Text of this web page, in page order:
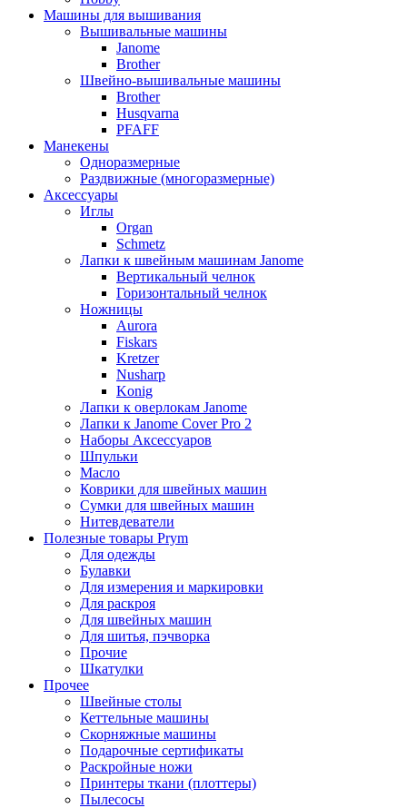
Машины для вышивания
Вышивальные машины
Janome
Brother
Швейно-вышивальные машины
Brother
Husqvarna
PFAFF
Манекены
Одноразмерные
Раздвижные (многоразмерные)
Аксессуары
Иглы
Organ
Schmetz
Лапки к швейным машинам Janome
Вертикальный челнок
Горизонтальный челнок
Ножницы
Aurora
Fiskars
Kretzer
Nusharp
Konig
Лапки к оверлокам Janome
Лапки к Janome Cover Pro 2
Наборы Аксессуаров
Шпульки
Масло
Коврики для швейных машин
Сумки для швейных машин
Нитевдеватели
Полезные товары Prym
Для одежды
Булавки
Для измерения и маркировки
Для раскроя
Для швейных машин
Для шитья, пэчворка
Прочие
Шкатулки
Прочее
Швейные столы
Кеттельные машины
Скорняжные машины
Подарочные сертификаты
Раскройные ножи
Принтеры ткани (плоттеры)
Пылесосы